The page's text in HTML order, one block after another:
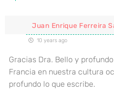
Juan Enrique Ferreira
10 years ago
Gracias Dra. Bello y
Francia en nuestra cultura
profundo lo que escribe.